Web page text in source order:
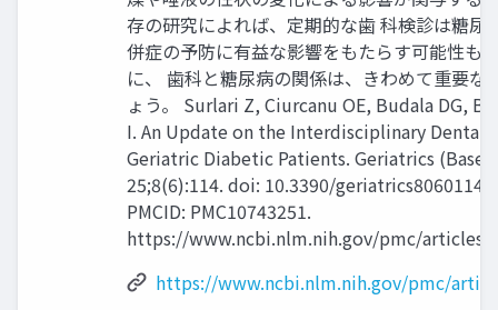
存の研究によれば、定期的な歯 科検診は糖尿
併症の予防に有益な影響をもたらす可能性も
に、 歯科と糖尿病の関係は、きわめて重要な
ょう。 Surlari Z, Ciurcanu OE, Budala DG,
I. An Update on the Interdisciplinary Dental
Geriatric Diabetic Patients. Geriatrics
25;8(6):114. doi: 10.3390/geriatrics8060114.
PMCID: PMC10743251.
https://www.ncbi.nlm.nih.gov/pmc/articles/
https://www.ncbi.nlm.nih.gov/pmc/